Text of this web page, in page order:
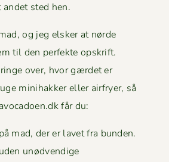
sted hen.
og jeg elsker at nørde
til den per­fek­te opskrift.
over, hvor gærdet er
mini­hakker eller air­fry­er, så
får du:
mad, der er lavet fra bunden.
unød­vendi­ge